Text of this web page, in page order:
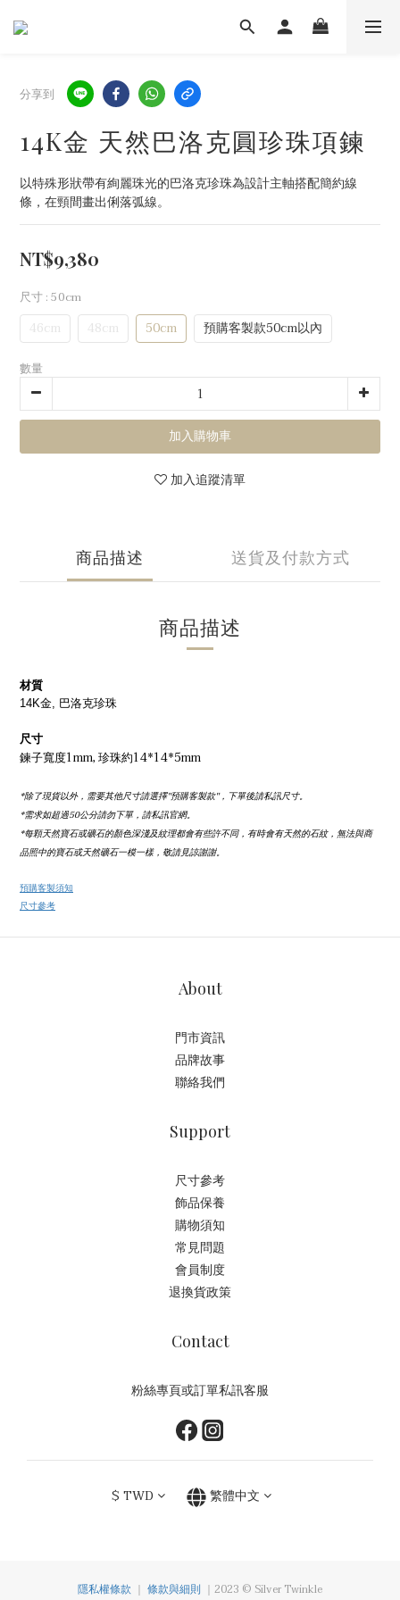
分享到
14K金 天然巴洛克圓珍珠項鍊
以特殊形狀帶有絢麗珠光的巴洛克珍珠為設計主軸搭配簡約線
條，在頸間畫出俐落弧線。
NT$9,380
尺寸: 50cm
46cm 48cm 50cm 預購客製款50cm以內
數量
加入購物車
加入追蹤清單
商品描述 送貨及付款方式
商品描述
材質
14K金, 巴洛克珍珠
尺寸
鍊子寬度1mm, 珍珠約14*14*5mm
*除了現貨以外，需要其他尺寸請選擇''預購客製款''，下單後請私訊尺寸。
*需求如超過50公分請勿下單，請私訊官網。
*每顆天然寶石或礦石的顏色深淺及紋理都會有些許不同，有時會有天然的石紋，無法與商
品照中的寶石或天然礦石一模一樣，敬請見諒謝謝。
預購客製須知
尺寸參考
About
門市資訊
品牌故事
聯絡我們
Support
尺寸參考
飾品保養
購物須知
常見問題
會員制度
退換貨政策
Contact
粉絲專頁或訂單私訊客服
$ TWD 繁體中文
隱私權條款 ｜ 條款與細則 ｜2023 © Silver Twinkle